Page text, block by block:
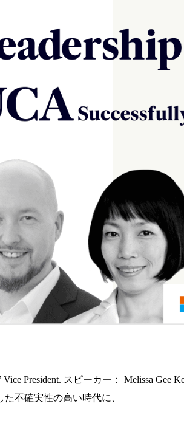
President. スピーカー： Melissa Gee
た不確実性の高い時代に、